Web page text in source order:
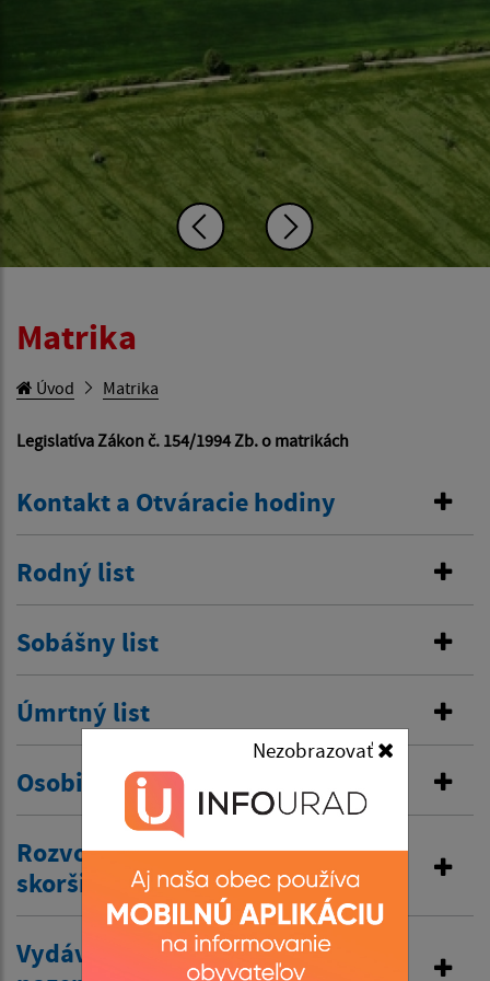
Nezobrazovať
Matrika
Úvod Matrika
Legislatíva Zákon č. 154/1994 Zb. o matrikách
Kontakt a Otváracie hodiny
Rodný list
Sobášny list
Úmrtný list
Osobitná matrika
Rozvod manželstva a prijatie
skoršieho priezviska
Vydávanie výpisov z matriky a